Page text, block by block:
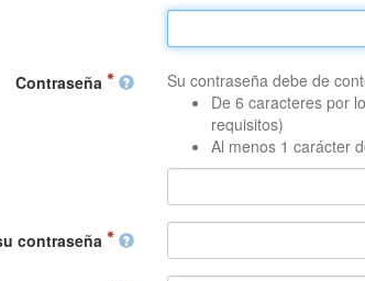
Contraseña
Su contraseña debe de
De 6 caracteres por
requisitos)
Al menos 1 carácter
contraseña